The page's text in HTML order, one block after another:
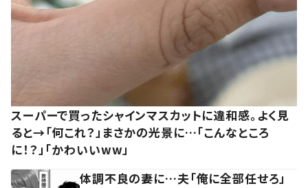
スーパーで買ったシャインマスカットに違和感。よく見
ると→「何これ？」まさかの光景に…「こんなところ
に！？」「かわいいww」
体調不良の妻に…夫「俺に全部任せろ」